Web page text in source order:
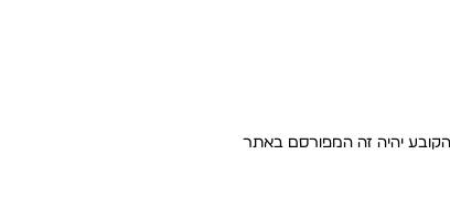
יהיה זה המפורסם באתר